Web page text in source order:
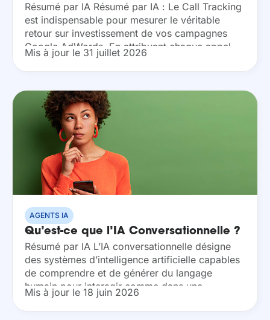
Résumé par IA Résumé par IA : Le Call Tracking
est indispensable pour mesurer le véritable
retour sur investissement de vos campagnes
Google AdWords. En attribuant chaque appel
téléphonique à une campagne, annonce ou mot-
clé, vous...
Mis à jour le 31 juillet 2026
AGENTS IA
Qu’est-ce que l’IA Conversationnelle ?
Résumé par IA L’IA conversationnelle désigne
des systèmes d’intelligence artificielle capables
de comprendre et de générer du langage
humain pour interagir comme dans une
conversation. Elle s’appuie sur des techniques
de traitement du langage naturel et...
Mis à jour le 18 juin 2026